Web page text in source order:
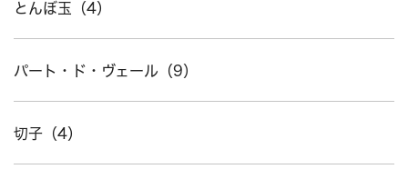
とんぼ玉（4）
パート・ド・ヴェール（9）
切子（4）